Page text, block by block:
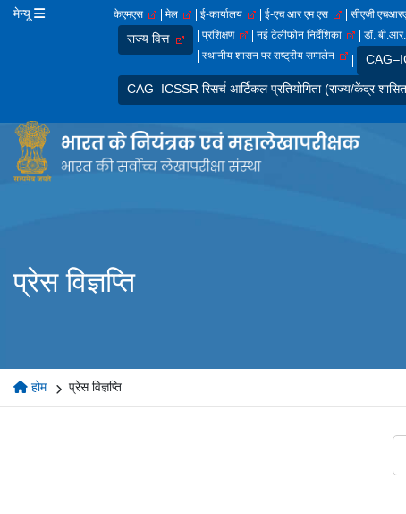
मेन्यू केएमएस मेल ई-कार्यालय ई-एच आर एम एस सीएजी
राज्य वित्त प्रशिक्षण नई टेलीफोन निर्देशिका डॉ.
स्थानीय शासन पर राष्ट्रीय सम्मलेन
CAG–ICSSR रिसर्च आर्टिकल प्रतियोगिता (राज्य/केंद्र
प्रेस विज्ञप्ति
होम प्रेस विज्ञप्ति